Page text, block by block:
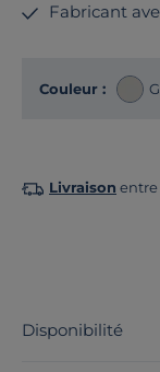
Fabricant
Couleur :
Livraison entre
Disponibilité